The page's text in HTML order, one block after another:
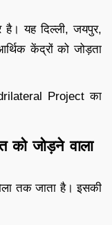
है। यह दिल्ली, जयपुर,
केंद्रों को जोड़ता
Project का
को जोड़ने वाला
तक जाता है। इसकी